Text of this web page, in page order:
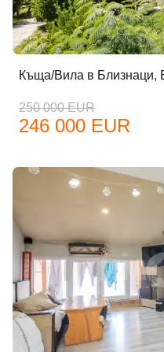
Къща/Вила в Близнаци,
250 000 EUR
246 000 EUR